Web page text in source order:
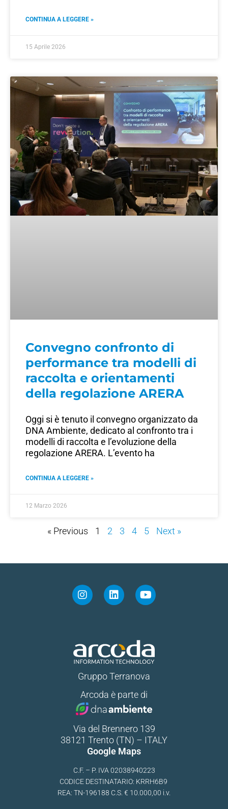
CONTINUA A LEGGERE »
15 Aprile 2026
Convegno confronto di
performance tra modelli di
raccolta e orientamenti
della regolazione ARERA
Oggi si è tenuto il convegno organizzato da
DNA Ambiente, dedicato al confronto tra i
modelli di raccolta e l’evoluzione della
regolazione ARERA. L’evento ha
CONTINUA A LEGGERE »
12 Marzo 2026
« Previous 1 2 3 4 5 Next »
Gruppo Terranova
Via del Brennero 139
38121 Trento (TN) – ITALY
Google Maps
Arcoda è parte di
C.F. – P. IVA 02038940223
CODICE DESTINATARIO: KRRH6B9
REA: TN-196188 C.S. € 10.000,00 i.v.